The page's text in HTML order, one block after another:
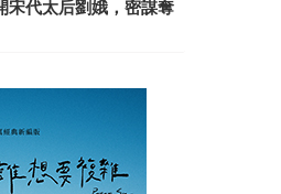
宋代太后劉娥，密謀奪